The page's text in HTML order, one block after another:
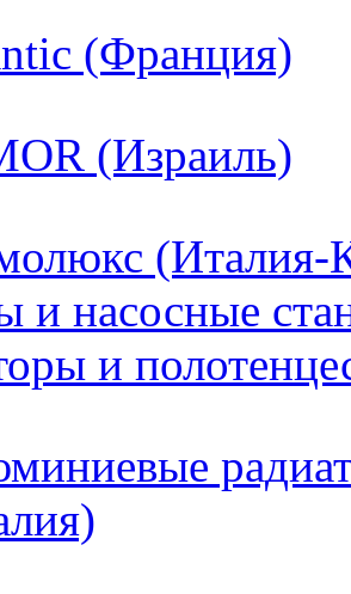
(Франция)
(Израиль)
(Италия-
и насосные
и